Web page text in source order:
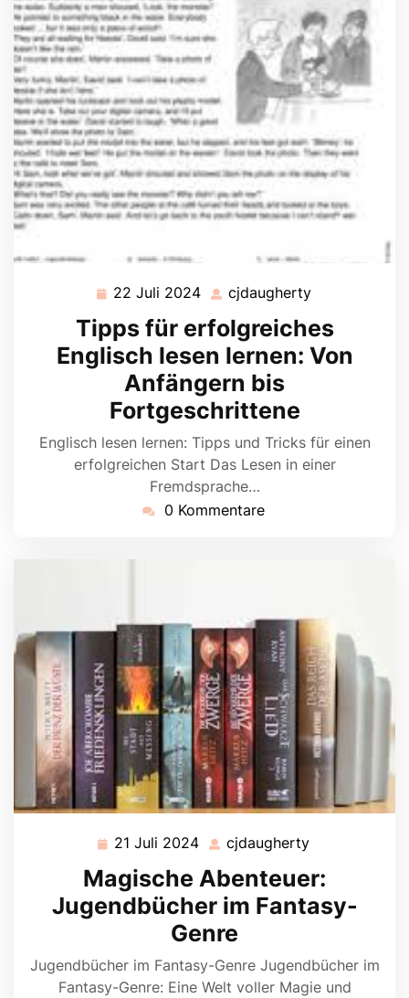
22 Juli 2024 22
Juli
2024
cjdaugherty
Tipps für erfolgreiches
Englisch lesen lernen: Von
Anfängern bis
Fortgeschrittene
Englisch lesen lernen: Tipps und Tricks für einen
erfolgreichen Start Das Lesen in einer
Fremdsprache…
0 Kommentare
21 Juli 2024 21
Juli
2024
cjdaugherty
Magische Abenteuer:
Jugendbücher im Fantasy-
Genre
Jugendbücher im Fantasy-Genre Jugendbücher im
Fantasy-Genre: Eine Welt voller Magie und